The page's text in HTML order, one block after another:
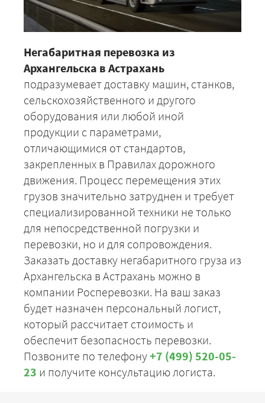
Негабаритная перевозка из
Архангельска в Астрахань
подразумевает доставку машин, станков,
сельскохозяйственного и другого
оборудования или любой иной
продукции с параметрами,
отличающимися от стандартов,
закрепленных в Правилах дорожного
движения. Процесс перемещения этих
грузов значительно затруднен и требует
специализированной техники не только
для непосредственной погрузки и
перевозки, но и для сопровождения.
Заказать доставку негабаритного груза из
Архангельска в Астрахань можно в
компании Росперевозки. На ваш заказ
будет назначен персональный логист,
который рассчитает стоимость и
обеспечит безопасность перевозки.
Позвоните по телефону+7 (499) 520-05-
23 и получите консультацию логиста.